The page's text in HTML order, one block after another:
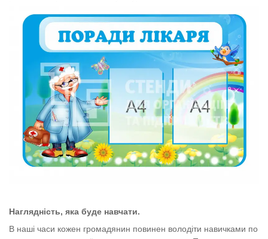
Наглядність, яка буде навчати.
В наші часи кожен громадянин повинен володіти навичками по